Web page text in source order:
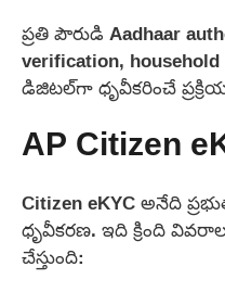
ప్రతి పౌరుడి Aadhaar
verification,
డిజిటల్‌గా ధృవీకరించే
AP Citizen
Citizen eKYC అనేది
ధృవీకరణ. ఇది క్రింది
చేస్తుంది: